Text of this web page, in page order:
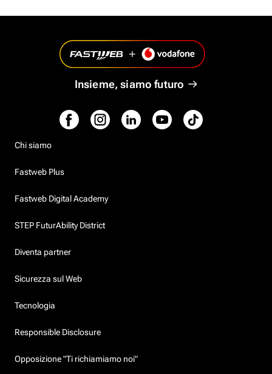
Insieme, siamo futuro
Chi siamo
Fastweb Plus
Fastweb Digital Academy
STEP FuturAbility District
Diventa partner
Sicurezza sul Web
Tecnologia
Responsible Disclosure
Opposizione "Ti richiamiamo noi"